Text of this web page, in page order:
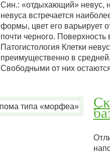
Син.: «отдыхающий» невус,
невуса встречается
формы, цвет его варьирует
почти черного.
Патогистология Клетки
преимущественно в
Свободными от них